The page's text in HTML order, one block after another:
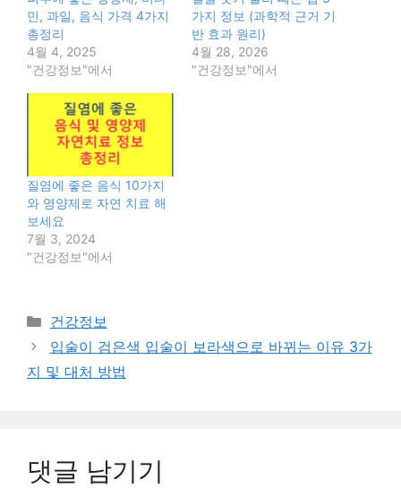
민, 과일, 음식 가격 4가지
총정리
4월 4, 2025
"건강정보"에서
가지 정보 (과학적 근거 기
반 효과 원리)
4월 28, 2026
"건강정보"에서
질염에 좋은 음식 10가지
와 영양제로 자연 치료 해
보세요
7월 3, 2024
"건강정보"에서
카
테
고
리
건강정보
입술이 검은색 입술이 보라색으로 바뀌는 이유 3가
지 및 대처 방법
댓글 남기기